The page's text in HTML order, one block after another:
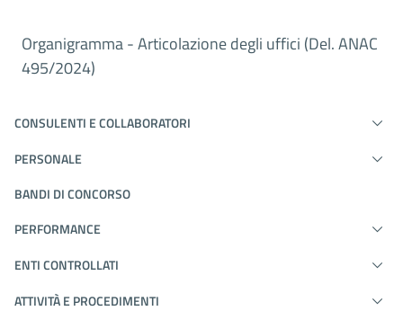
Organigramma - Articolazione degli uffici (Del. ANAC
495/2024)
CONSULENTI E COLLABORATORI
PERSONALE
BANDI DI CONCORSO
PERFORMANCE
ENTI CONTROLLATI
ATTIVITÀ E PROCEDIMENTI